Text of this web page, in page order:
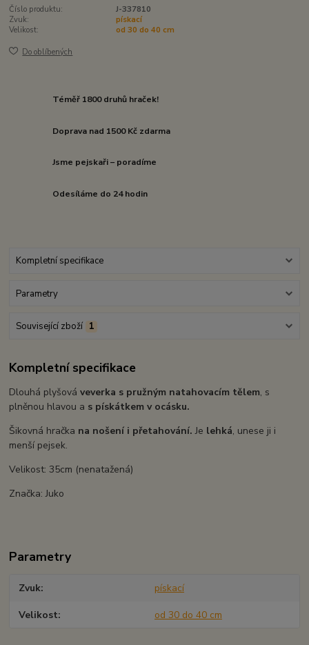
Číslo produktu:
J-337810
Zvuk:
pískací
Velikost:
od 30 do 40 cm
Do oblíbených
Téměř 1800 druhů hraček!
Doprava nad 1500 Kč zdarma
Jsme pejskaři – poradíme
Odesíláme do 24 hodin
Kompletní specifikace
Parametry
Související zboží 1
Kompletní specifikace
Dlouhá plyšováveverka s pružným natahovacím tělem, s
plněnou hlavou a s pískátkem v ocásku.
Šikovná hračka na nošení i přetahování. Je lehká, unese ji i
menší pejsek.
Velikost: 35cm (nenatažená)
Značka: Juko
Parametry
Zvuk pískací
Velikost od 30 do 40 cm